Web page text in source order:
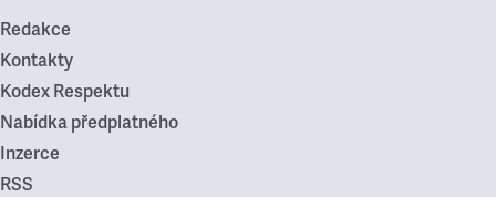
Redakce
Kontakty
Kodex Respektu
Nabídka předplatného
Inzerce
RSS